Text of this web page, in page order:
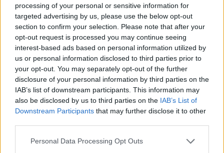
processing of your personal or sensitive information for
targeted advertising by us, please use the below opt-out
section to confirm your selection. Please note that after your
opt-out request is processed you may continue seeing
interest-based ads based on personal information utilized by
us or personal information disclosed to third parties prior to
your opt-out. You may separately opt-out of the further
disclosure of your personal information by third parties on the
IAB’s list of downstream participants. This information may
also be disclosed by us to third parties on the IAB’s List of
Downstream Participants that may further disclose it to other
Please note that this website/app uses one or more Google
Personal Data Processing Opt Outs